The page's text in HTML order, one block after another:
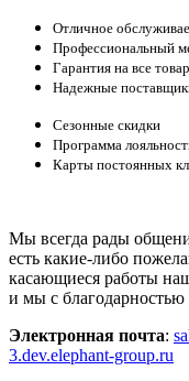
Отличное
Профессиональный
Гарантия на все
Надежные
Сезонные скидки
Программа
Карты постоянных
Мы всегда рады
есть какие-либо
касающиеся работы
и мы с
Электронная почта:
3.dev.elephant-group.ru